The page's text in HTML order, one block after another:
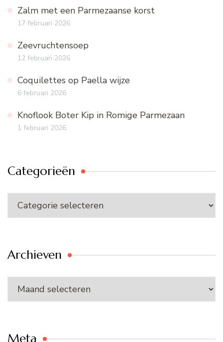
Zalm met een Parmezaanse korst
17 februari 2026
Zeevruchtensoep
12 februari 2026
Coquilettes op Paella wijze
6 februari 2026
Knoflook Boter Kip in Romige Parmezaan
1 februari 2026
Categorieën
Categorieën
Archieven
Archieven
Meta